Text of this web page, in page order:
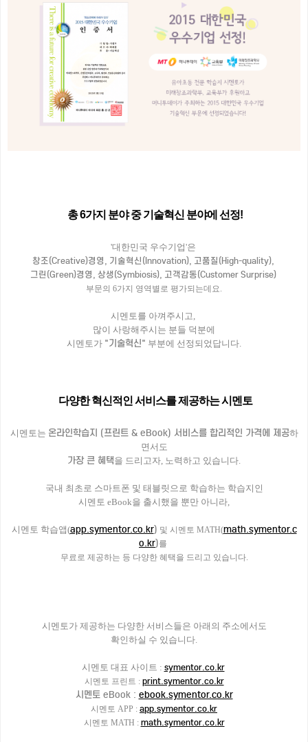
총 6가지 분야 중 기술혁신 분야에 선정!
'대한민국 우수기업'은
창조(Creative)경영, 기술혁신(Innovation), 고품질(High-quality),
그린(Green)경영, 상생(Symbiosis), 고객감동(Customer Surprise)
부문의 6가지 영역별로 평가되는데요.
시멘토를 아껴주시고,
많이 사랑해주시는 분들 덕분에
시멘토가 "기술혁신" 부분에 선정되었답니다.
다양한 혁신적인 서비스를 제공하는 시멘토
시멘토는 온라인학습지 (프린트 & eBook) 서비스를 합리적인 가격에 제공하
면서도
가장 큰 혜택을 드리고자, 노력하고 있습니다.
국내 최초로 스마트폰 및 태블릿으로 학습하는 학습지인
시멘토 eBook을 출시했을 뿐만 아니라,
시멘토 학습앱(app.symentor.co.kr) 및 시멘토 MATH(math.symentor.c
o.kr)를
무료로 제공하는 등 다양한 혜택을 드리고 있습니다.
시멘토가 제공하는 다양한 서비스들은 아래의 주소에서도
확인하실 수 있습니다.
시멘토 대표 사이트 : symentor.co.kr
시멘토 프린트 : print.symentor.co.kr
시멘토 eBook : ebook.symentor.co.kr
시멘토 APP : app.symentor.co.kr
시멘토 MATH : math.symentor.co.kr